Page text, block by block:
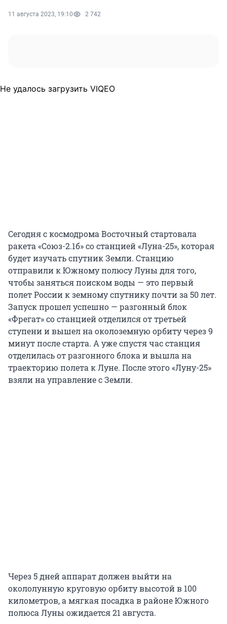
11 августа 2023, 19:10 2 742
Не удалось загрузить VIQEO
Сегодня с космодрома Восточный стартовала
ракета «Союз-2.1б» со станцией «Луна-25», которая
будет изучать спутник Земли. Станцию
отправили к Южному полюсу Луны для того,
чтобы заняться поиском воды — это первый
полет России к земному спутнику почти за 50 лет.
Запуск прошел успешно — разгонный блок
«Фрегат» со станцией отделился от третьей
ступени и вышел на околоземную орбиту через 9
минут после старта. А уже спустя час станция
отделилась от разгонного блока и вышла на
траекторию полета к Луне. После этого «Луну-25»
взяли на управление с Земли.
Через 5 дней аппарат должен выйти на
окололунную круговую орбиту высотой в 100
километров, а мягкая посадка в районе Южного
полюса Луны ожидается 21 августа.